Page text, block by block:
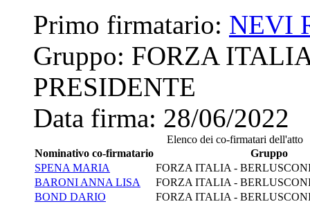
Primo firmatario: NEVI
Gruppo: FORZA
PRESIDENTE
Data firma: 28/06/2022
Elenco dei co-firmatari dell'atto
Nominativo co-firmatario
Gruppo
SPENA MARIA
FORZA ITALIA -
BARONI ANNA LISA
FORZA ITALIA -
BOND DARIO
FORZA ITALIA -